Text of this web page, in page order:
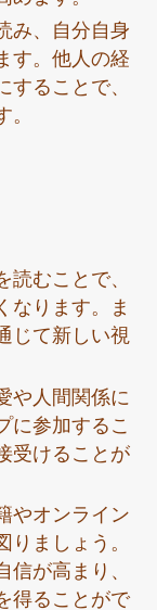
み、自分自身
す。他人の経
ることで、
むことで、
なります。ま
じて新しい視
や人間関係に
に参加するこ
受けることが
やオンライン
ましょう。
が高まり、
得ることがで